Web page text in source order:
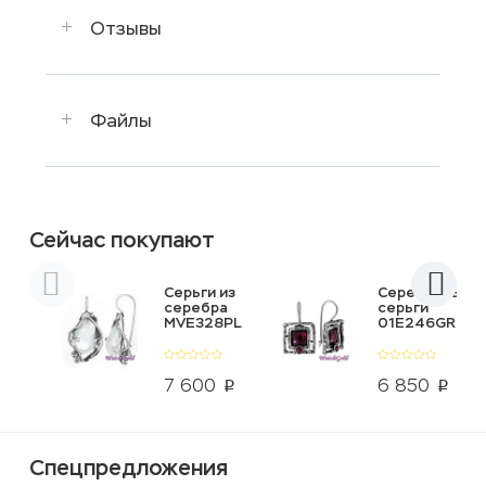
Отзывы
Файлы
Сейчас покупают
7 600 p
Серьги из
серебра
MVE328PL
6 850 p
Серебряные
серьги
01E246GR
Спецпредложения